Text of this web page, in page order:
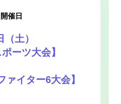
開催日
（土）
ーツ大会】
ァイター6大会】